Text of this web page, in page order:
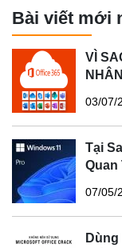
Bài viết mới
VÌ
03/07/
Tại
Quan
07/05/